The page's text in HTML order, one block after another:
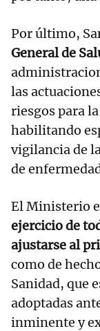
Por último,
General de
las
riesgos para
habilitando
vigilancia de
de
El Ministerio
ejercicio de
ajustarse al
como de
Sanidad, que
adoptadas
inminente y